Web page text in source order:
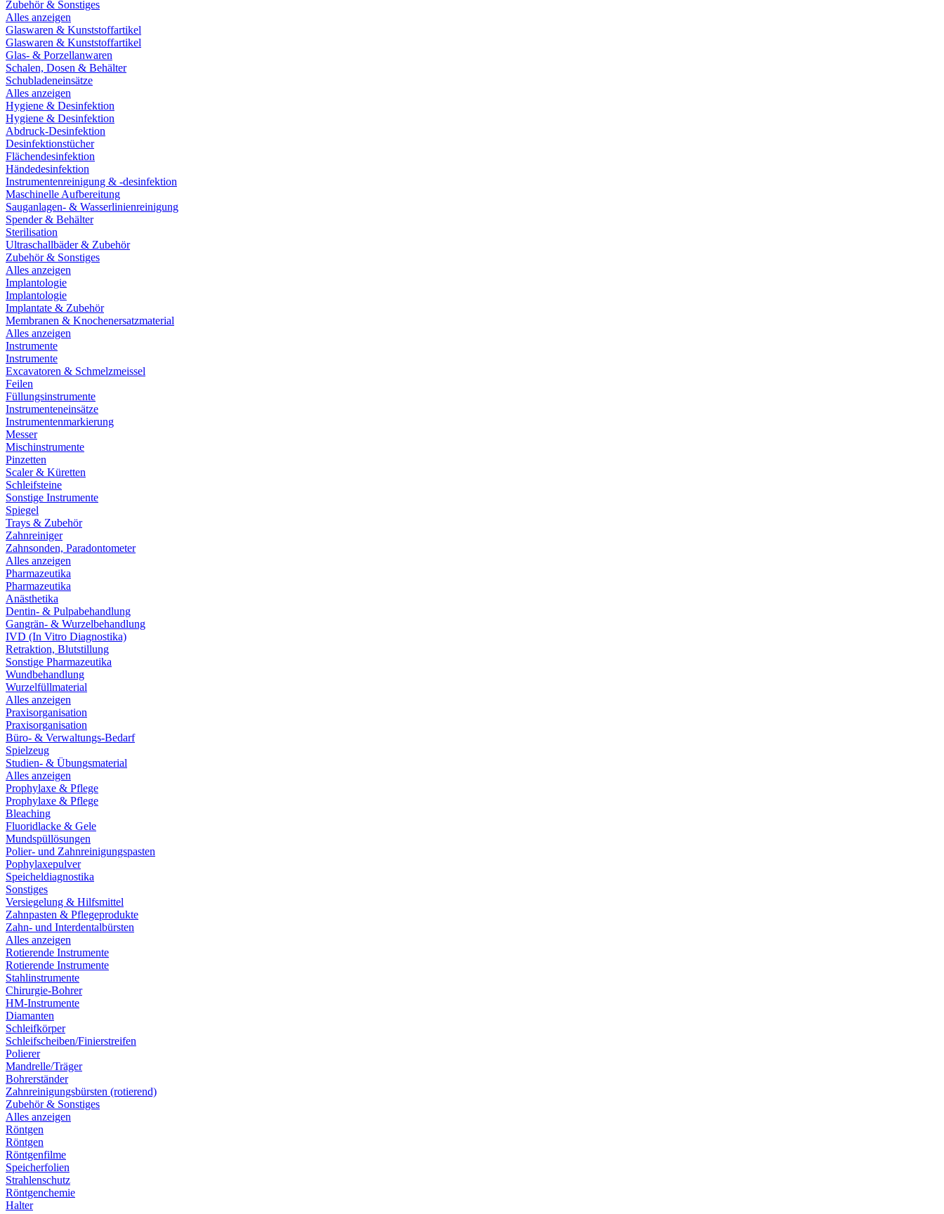
Zubehör & Sonstiges
Alles anzeigen
Glaswaren & Kunststoffartikel
Glaswaren & Kunststoffartikel
Glas- & Porzellanwaren
Schalen, Dosen & Behälter
Schubladeneinsätze
Alles anzeigen
Hygiene & Desinfektion
Hygiene & Desinfektion
Abdruck-Desinfektion
Desinfektionstücher
Flächendesinfektion
Händedesinfektion
Instrumentenreinigung & -desinfektion
Maschinelle Aufbereitung
Sauganlagen- & Wasserlinienreinigung
Spender & Behälter
Sterilisation
Ultraschallbäder & Zubehör
Zubehör & Sonstiges
Alles anzeigen
Implantologie
Implantologie
Implantate & Zubehör
Membranen & Knochenersatzmaterial
Alles anzeigen
Instrumente
Instrumente
Excavatoren & Schmelzmeissel
Feilen
Füllungsinstrumente
Instrumenteneinsätze
Instrumentenmarkierung
Messer
Mischinstrumente
Pinzetten
Scaler & Küretten
Schleifsteine
Sonstige Instrumente
Spiegel
Trays & Zubehör
Zahnreiniger
Zahnsonden, Paradontometer
Alles anzeigen
Pharmazeutika
Pharmazeutika
Anästhetika
Dentin- & Pulpabehandlung
Gangrän- & Wurzelbehandlung
IVD (In Vitro Diagnostika)
Retraktion, Blutstillung
Sonstige Pharmazeutika
Wundbehandlung
Wurzelfüllmaterial
Alles anzeigen
Praxisorganisation
Praxisorganisation
Büro- & Verwaltungs-Bedarf
Spielzeug
Studien- & Übungsmaterial
Alles anzeigen
Prophylaxe & Pflege
Prophylaxe & Pflege
Bleaching
Fluoridlacke & Gele
Mundspüllösungen
Polier- und Zahnreinigungspasten
Pophylaxepulver
Speicheldiagnostika
Sonstiges
Versiegelung & Hilfsmittel
Zahnpasten & Pflegeprodukte
Zahn- und Interdentalbürsten
Alles anzeigen
Rotierende Instrumente
Rotierende Instrumente
Stahlinstrumente
Chirurgie-Bohrer
HM-Instrumente
Diamanten
Schleifkörper
Schleifscheiben/Finierstreifen
Polierer
Mandrelle/Träger
Bohrerständer
Zahnreinigungsbürsten (rotierend)
Zubehör & Sonstiges
Alles anzeigen
Röntgen
Röntgen
Röntgenfilme
Speicherfolien
Strahlenschutz
Röntgenchemie
Halter